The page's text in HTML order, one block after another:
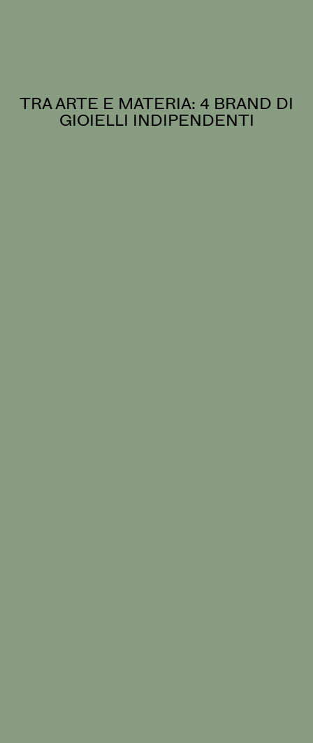
TRA ARTE E MATERIA: 4 BRAND DI
GIOIELLI INDIPENDENTI